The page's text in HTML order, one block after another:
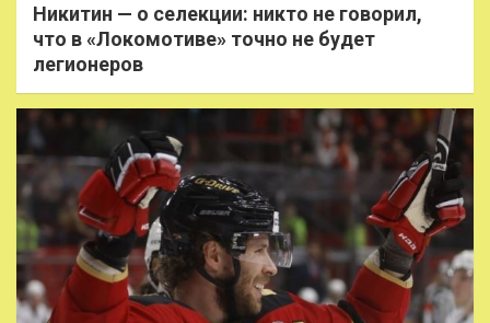
Никитин — о селекции: никто не говорил,
что в «Локомотиве» точно не будет
легионеров